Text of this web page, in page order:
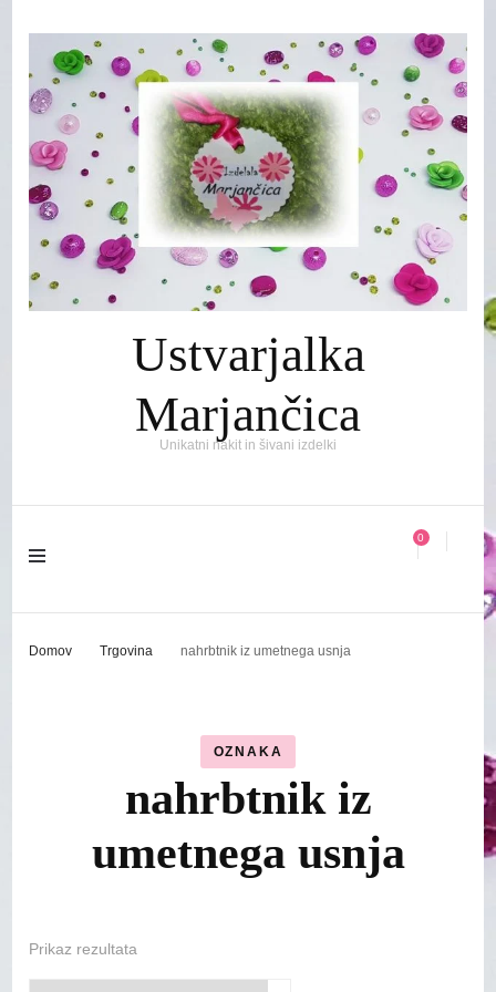
Ustvarjalka
Marjančica
Unikatni nakit in šivani izdelki
0
Domov Trgovina nahrbtnik iz umetnega usnja
OZNAKA
nahrbtnik iz
umetnega usnja
Prikaz rezultata